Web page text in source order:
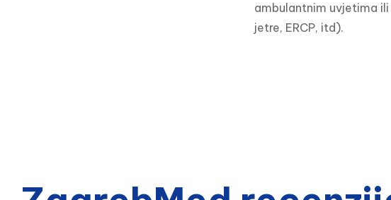
ambulantnim uvjetima
jetre, ERCP, itd).